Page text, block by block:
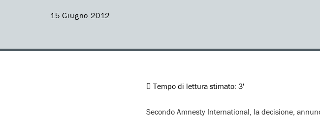
15 Giugno 2012
Tempo di lettura stimato: 3'
Secondo Amnesty International, la decisione,